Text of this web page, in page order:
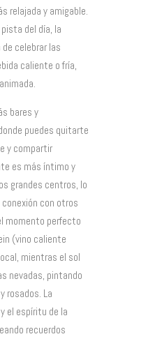
relajada y amigable.
del día, la
celebrar las
caliente o fría,
bares y
puedes quitarte
y compartir
es más íntimo y
grandes centros, lo
con otros
momento perfecto
(vino caliente
mientras el sol
nevadas, pintando
rosados. La
el espíritu de la
recuerdos